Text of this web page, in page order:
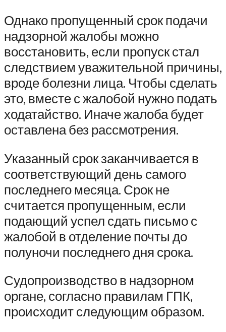
Однако пропущенный срок подачи
надзорной жалобы можно
восстановить, если пропуск стал
следствием уважительной причины,
вроде болезни лица. Чтобы сделать
это, вместе с жалобой нужно подать
ходатайство. Иначе жалоба будет
оставлена без рассмотрения.
Указанный срок заканчивается в
соответствующий день самого
последнего месяца. Срок не
считается пропущенным, если
подающий успел сдать письмо с
жалобой в отделение почты до
полуночи последнего дня срока.
Судопроизводство в надзорном
органе, согласно правилам ГПК,
происходит следующим образом.